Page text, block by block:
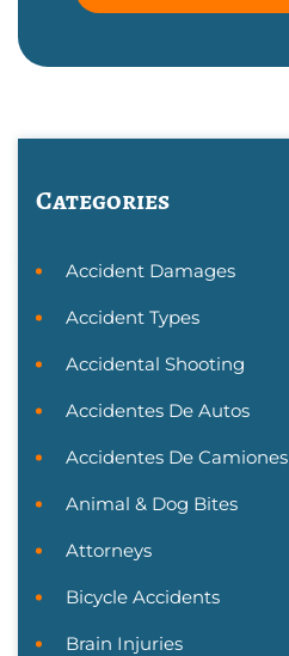
Categories
Accident Damages
Accident Types
Accidental Shooting
Accidentes De Autos
Accidentes De Camiones
Animal & Dog Bites
Attorneys
Bicycle Accidents
Brain Injuries